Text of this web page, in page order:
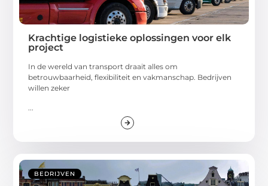
Krachtige logistieke oplossingen voor elk
project
In de wereld van transport draait alles om
betrouwbaarheid, flexibiliteit en vakmanschap. Bedrijven
willen zeker
BEDRIJVEN